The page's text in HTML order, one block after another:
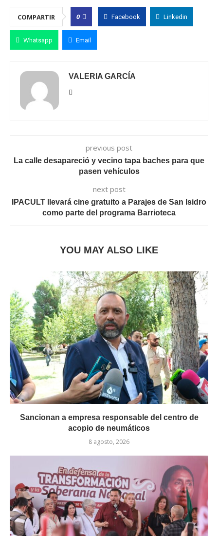
COMPARTIR 0 Facebook Linkedin
Whatsapp Email
VALERIA GARCÍA
previous post
La calle desapareció y vecino tapa baches para que
pasen vehículos
next post
IPACULT llevará cine gratuito a Parajes de San Isidro
como parte del programa Barrioteca
YOU MAY ALSO LIKE
Sancionan a empresa responsable del centro de
acopio de neumáticos
8 agosto, 2026